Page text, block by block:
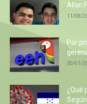
Allan
11/08/
Por
30/01/
¿Qué